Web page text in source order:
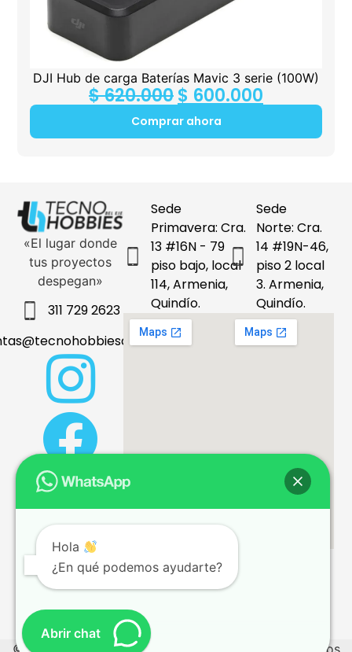
DJI Hub de carga Baterías Mavic 3 serie (100W)
$620.000$ 600.000
Comprar ahora
«El lugar donde
tus proyectos
despegan»
311 729 2623
Sede
Primavera: Cra.
13 #16N - 79
piso bajo, local
114, Armenia,
Quindío.
Sede
Norte: Cra.
14 #19N-46,
piso 2 local
3. Armenia,
Quindío.
Términos y condiciones
Hola
¿En qué podemos ayudarte?
Abrir chat